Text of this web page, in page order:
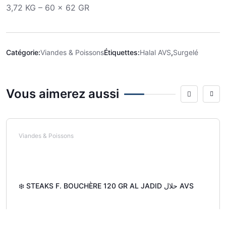
3,72 KG – 60 x 62 GR
Catégorie:Viandes & PoissonsÉtiquettes:Halal AVS,Surgelé
Vous aimerez aussi
Viandes & Poissons
❄️ STEAKS F. BOUCHÈRE 120 GR AL JADID حلال AVS